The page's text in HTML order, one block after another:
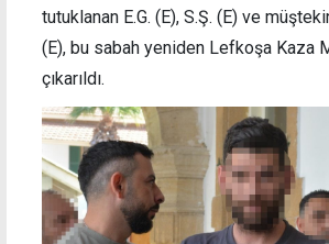
tutuklanan E.G. (E), S.Ş. (E) ve
(E), bu sabah yeniden Lefkoşa Kaza
çıkarıldı.